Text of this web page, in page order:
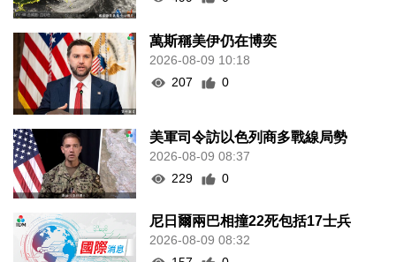
萬斯稱美伊仍在博奕
2026-08-09 10:18
207
0
美軍司令訪以色列商多戰線局勢
2026-08-09 08:37
229
0
尼日爾兩巴相撞22死包括17士兵
2026-08-09 08:32